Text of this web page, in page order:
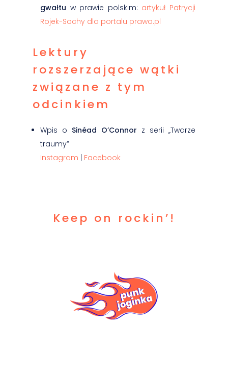
gwałtu w prawie polskim: artykuł Patrycji
Rojek-Sochy dla portalu prawo.pl
Lektury
rozszerzające wątki
związane z tym
odcinkiem
Wpis o Sinéad O’Connor z serii „Twarze
traumy”
Instagram
Facebook
Keep on rockin’!